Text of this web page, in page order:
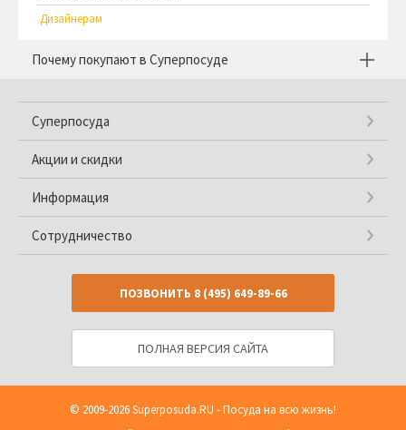
Дизайнерам
Почему покупают в Суперпосуде
Суперпосуда
Акции и скидки
Информация
Сотрудничество
ПОЗВОНИТЬ 8 (495) 649-89-66
ПОЛНАЯ ВЕРСИЯ САЙТА
© 2009-2026Superposuda.RU - Посуда на всю жизнь!